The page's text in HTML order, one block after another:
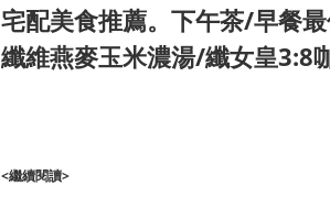
宅配美食推薦。下午茶/早餐
纖維燕麥玉米濃湯/纖女皇3:8
<繼續閱讀>